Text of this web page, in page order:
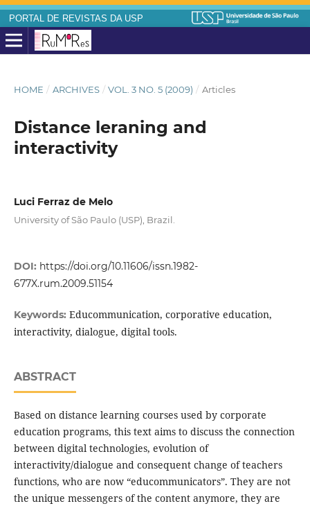
PORTAL DE REVISTAS DA USP
HOME / ARCHIVES / VOL. 3 NO. 5 (2009) / Articles
Distance leraning and
interactivity
Luci Ferraz de Melo
University of São Paulo (USP), Brazil.
DOI: https://doi.org/10.11606/issn.1982-
677X.rum.2009.51154
Keywords: Educommunication, corporative education,
interactivity, dialogue, digital tools.
ABSTRACT
Based on distance learning courses used by corporate
education programs, this text aims to discuss the connection
between digital technologies, evolution of
interactivity/dialogue and consequent change of teachers
functions, who are now “educommunicators”. They are not
the unique messengers of the content anymore, they are